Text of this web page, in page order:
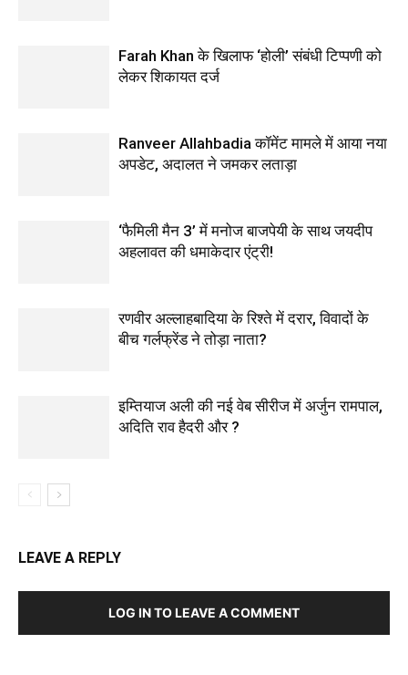
Farah Khan के खिलाफ ‘होली’ संबंधी टिप्पणी को
लेकर शिकायत दर्ज
Ranveer Allahbadia कॉमेंट मामले में आया नया
अपडेट, अदालत ने जमकर लताड़ा
‘फैमिली मैन 3’ में मनोज बाजपेयी के साथ जयदीप
अहलावत की धमाकेदार एंट्री!
रणवीर अल्लाहबादिया के रिश्ते में दरार, विवादों के
बीच गर्लफ्रेंड ने तोड़ा नाता?
इम्तियाज अली की नई वेब सीरीज में अर्जुन रामपाल,
अदिति राव हैदरी और ?
LEAVE A REPLY
LOG IN TO LEAVE A COMMENT